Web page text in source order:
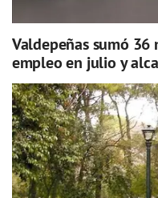
Valdepeñas sumó 36
empleo en julio y